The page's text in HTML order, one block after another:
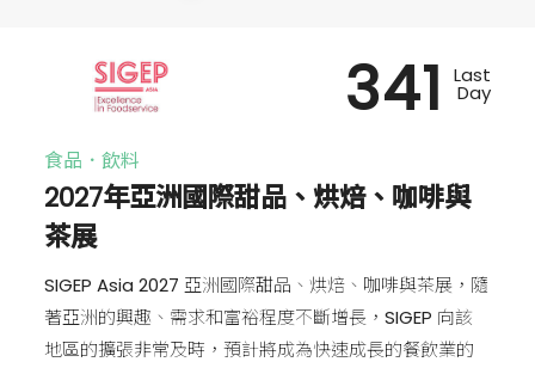
食品．飲料
2027年亞洲國際甜品、烘焙、咖啡與
茶展
SIGEP Asia 2027 亞洲國際甜品、烘焙、咖啡與茶展，隨
著亞洲的興趣、需求和富裕程度不斷增長，SIGEP 向該
地區的擴張非常及時，預計將成為快速成長的餐飲業的
341 Last
Day